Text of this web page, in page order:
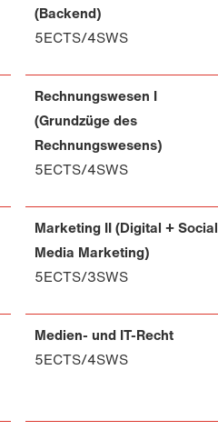
(Backend)
5ECTS/4SWS
Rechnungswesen I
(Grundzüge des
Rechnungswesens)
5ECTS/4SWS
Marketing II (Digital + Social
Media Marketing)
5ECTS/3SWS
Medien- und IT-Recht
5ECTS/4SWS